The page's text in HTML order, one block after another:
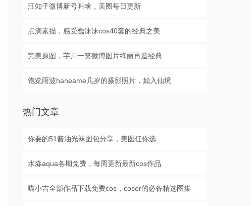
汪知子微博新号叫啥，美图每日更新
点滴素描，感受蠢沫沫cos40套的经典之美
完美原图，芊川一笑微博图片绚丽再造经典
饱览雨波haneame几岁的摄影照片，如入仙境
热门文章
你要的51酱油光袜图包分享，美图任你选
水淼aqua各期免费，每周更新最新cos作品
喵小吉全部作品下载免费cos，coser的必备精选图集